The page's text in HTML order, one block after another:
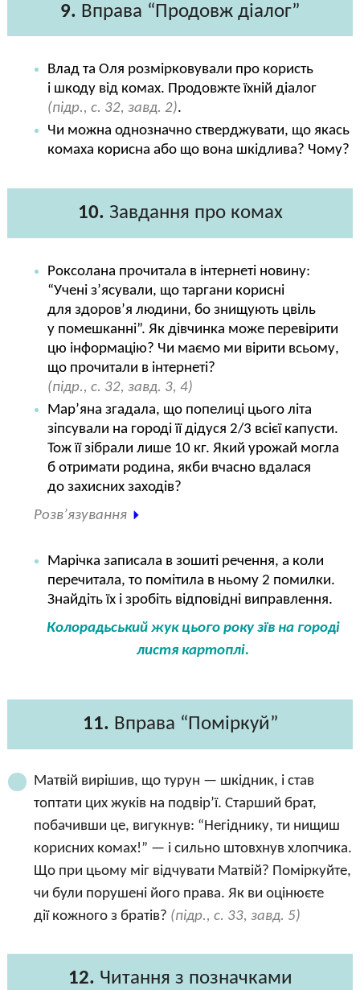
9. Вправа “Продовж діалог”
Влад та Оля розмірковували про користь
і шкоду від комах. Продовжте їхній діалог
(підр., с. 32, завд. 2).
Чи можна однозначно стверджувати, що якась
комаха корисна або що вона шкідлива? Чому?
10. Завдання про комах
Роксолана прочитала в інтернеті новину:
“Учені з’ясували, що таргани корисні
для здоров’я людини, бо знищують цвіль
у помешканні”. Як дівчинка може перевірити
цю інформацію? Чи маємо ми вірити всьому,
що прочитали в інтернеті?
(підр., с. 32, завд. 3, 4)
Мар’яна згадала, що попелиці цього літа
зіпсували на городі її дідуся 2/3 всієї капусти.
Тож її зібрали лише 10 кг. Який урожай могла
б отримати родина, якби вчасно вдалася
до захисних заходів?
Розв’язування
Марічка записала в зошиті речення, а коли
перечитала, то помітила в ньому 2 помилки.
Знайдіть їх і зробіть відповідні виправлення.
Колорадьський жук цього року зїв на городі
листя картоплі.
11. Вправа “Поміркуй”
Матвій вирішив, що турун — шкідник, і став
топтати цих жуків на подвір’ї. Старший брат,
побачивши це, вигукнув: “Негіднику, ти нищиш
корисних комах!” — і сильно штовхнув хлопчика.
Що при цьому міг відчувати Матвій? Поміркуйте,
чи були порушені його права. Як ви оцінюєте
дії кожного з братів? (підр., с. 33, завд. 5)
12. Читання з позначками